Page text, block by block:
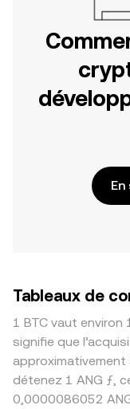
Tableaux de
1 BTC vaut environ
signifie que
approximativement
détenez 1 ANG ƒ,
0,0000086052